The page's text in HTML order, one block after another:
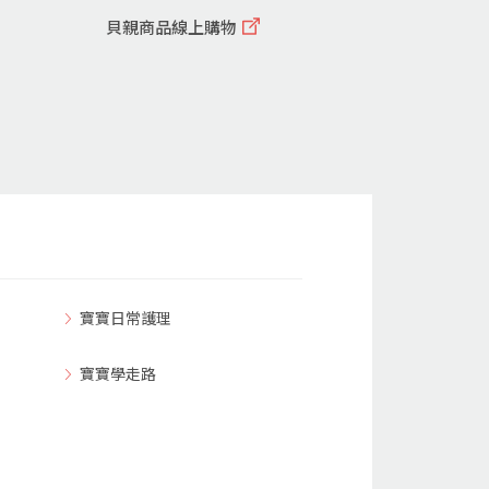
貝親商品線上購物
寶寶日常護理
寶寶學走路